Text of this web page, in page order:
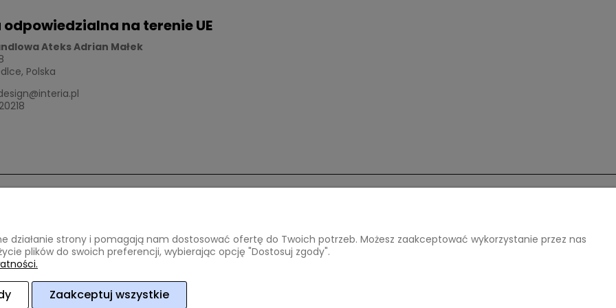
odpowiedzialna na terenie UE
Ateks Adrian Małek
Polska
dostawy
Regulamin
Polityka prywatności
Kontakt i dane firmy
działanie strony i pomagają nam dostosować ofertę do Twoich potrzeb. Możesz zaakceptować wykorzystanie przez nas
plików do swoich preferencji, wybierając opcję "Dostosuj zgody".
Zaakceptuj wszystkie